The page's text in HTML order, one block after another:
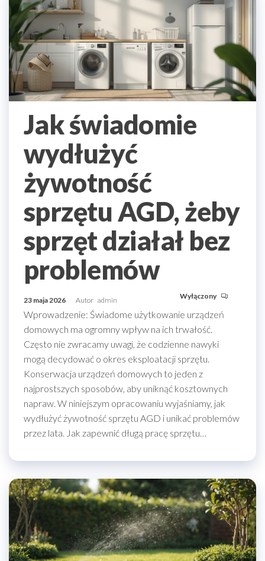
Jak świadomie
wydłużyć
żywotność
sprzętu AGD, żeby
sprzęt działał bez
problemów
23 maja 2026 Autor admin Wyłączony
Wprowadzenie: Świadome użytkowanie urządzeń
domowych ma ogromny wpływ na ich trwałość.
Często nie zwracamy uwagi, że codzienne nawyki
mogą decydować o okres eksploatacji sprzętu.
Konserwacja urządzeń domowych to jeden z
najprostszych sposobów, aby uniknąć kosztownych
napraw. W niniejszym opracowaniu wyjaśniamy, jak
wydłużyć żywotność sprzętu AGD i unikać problemów
przez lata. Jak zapewnić długą pracę sprzętu…